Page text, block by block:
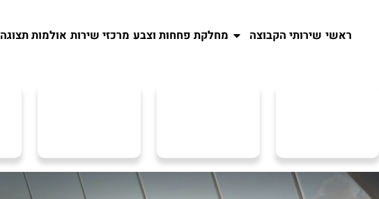
ראשי שירותי הקבוצה מחלקת פחחות וצבע מרכזי שירות אולמות תצוגה